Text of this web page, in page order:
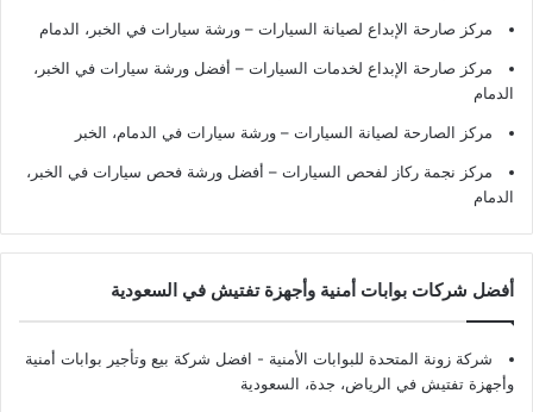
مركز صارحة الإبداع لصيانة السيارات – ورشة سيارات في الخبر، الدمام
مركز صارحة الإبداع لخدمات السيارات – أفضل ورشة سيارات في الخبر،
الدمام
مركز الصارحة لصيانة السيارات – ورشة سيارات في الدمام، الخبر
مركز نجمة ركاز لفحص السيارات – أفضل ورشة فحص سيارات في الخبر،
الدمام
أفضل شركات بوابات أمنية وأجهزة تفتيش في السعودية
شركة زونة المتحدة للبوابات الأمنية - افضل شركة بيع وتأجير بوابات أمنية
وأجهزة تفتيش في الرياض، جدة، السعودية